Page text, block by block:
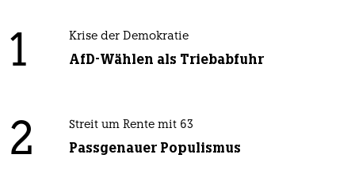
1 Krise der Demokratie
AfD-Wählen als Triebabfuhr
2 Streit um Rente mit 63
Passgenauer Populismus